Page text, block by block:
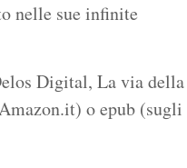
nelle sue infinite
Digital, La via della
o epub (sugli